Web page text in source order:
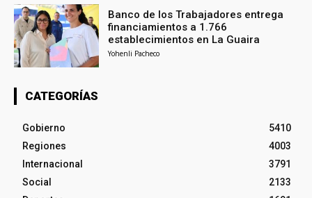
Banco de los Trabajadores entrega
financiamientos a 1.766
establecimientos en La Guaira
Yohenli Pacheco
CATEGORÍAS
Gobierno
5410
Regiones
4003
Internacional
3791
Social
2133